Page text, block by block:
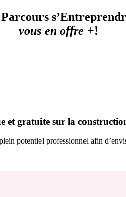
Parcours
vous en offre +!
et gratuitesur la
potentiel professionnel afin